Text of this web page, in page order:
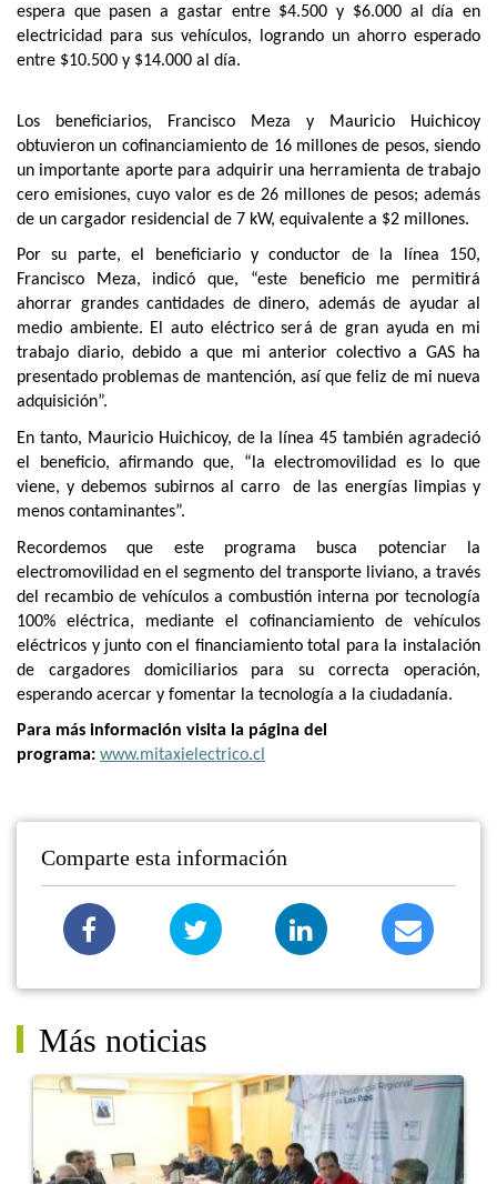
espera que pasen a gastar entre $4.500 y $6.000 al día en
electricidad para sus vehículos, logrando un ahorro esperado
entre $10.500 y $14.000 al día.
Los beneficiarios, Francisco Meza y Mauricio Huichicoy
obtuvieron un cofinanciamiento de 16 millones de pesos, siendo
un importante aporte para adquirir una herramienta de trabajo
cero emisiones, cuyo valor es de 26 millones de pesos; además
de un cargador residencial de 7 kW, equivalente a $2 millones.
Por su parte, el beneficiario y conductor de la línea 150,
Francisco Meza, indicó que, “este beneficio me permitirá
ahorrar grandes cantidades de dinero, además de ayudar al
medio ambiente. El auto eléctrico será de gran ayuda en mi
trabajo diario, debido a que mi anterior colectivo a GAS ha
presentado problemas de mantención, así que feliz de mi nueva
adquisición”.
En tanto, Mauricio Huichicoy, de la línea 45 también agradeció
el beneficio, afirmando que, “la electromovilidad es lo que
viene, y debemos subirnos al carro de las energías limpias y
menos contaminantes”.
Recordemos que este programa busca potenciar la
electromovilidad en el segmento del transporte liviano, a través
del recambio de vehículos a combustión interna por tecnología
100% eléctrica, mediante el cofinanciamiento de vehículos
eléctricos y junto con el financiamiento total para la instalación
de cargadores domiciliarios para su correcta operación,
esperando acercar y fomentar la tecnología a la ciudadanía.
Para más información visita la página del
programa: www.mitaxielectrico.cl
Comparte esta información
Más noticias